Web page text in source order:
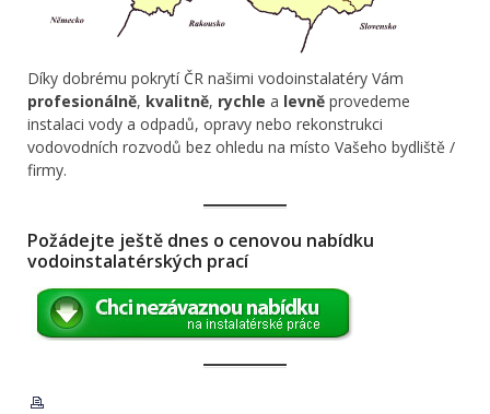
Díky dobrému pokrytí ČR našimi vodoinstalatéry Vám
profesionálně, kvalitně, rychle a levně provedeme
instalaci vody a odpadů, opravy nebo rekonstrukci
vodovodních rozvodů bez ohledu na místo Vašeho bydliště /
firmy.
Požádejte ještě dnes o cenovou nabídku
vodoinstalatérských prací